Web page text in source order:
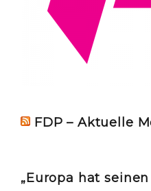
FDP – Aktuelle
„Europa hat